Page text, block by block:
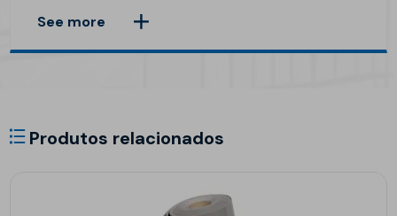
See more
Produtos relacionados